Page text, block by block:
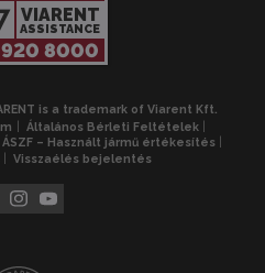
VIARENT
ASSISTANCE
8000
is a trademark of Viarent Kft.
Általános Bérleti Feltételek
ÁSZF – Használt jármű értékesítés
Visszaélés bejelentés